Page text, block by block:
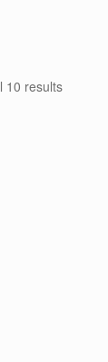
10 results